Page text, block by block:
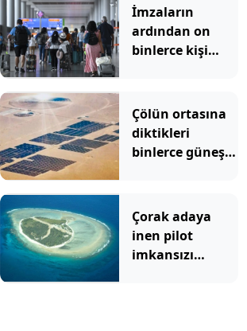
İmzaların
ardından on
binlerce kişi
etti
Çölün ortasına
diktikleri
binlerce güneş
Çorak adaya
inen pilot
imkansızı